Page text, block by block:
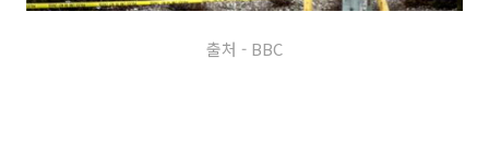
출처 - BBC